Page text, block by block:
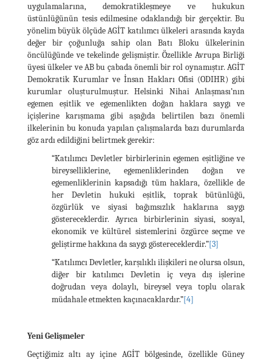
uygulamalarına, demokratikleşmeye ve hukukun
üstünlüğünün tesis edilmesine odaklandığı bir gerçektir. Bu
yönelim büyük ölçüde AGİT katılımcı ülkeleri arasında kayda
değer bir çoğunluğa sahip olan Batı Bloku ülkelerinin
öncülüğünde ve tekelinde gelişmiştir. Özellikle Avrupa Birliği
üyesi ülkeler ve AB bu çabada önemli bir rol oynamıştır. AGİT
Demokratik Kurumlar ve İnsan Hakları Ofisi (ODIHR) gibi
kurumlar oluşturulmuştur. Helsinki Nihai Anlaşması’nın
egemen eşitlik ve egemenlikten doğan haklara saygı ve
içişlerine karışmama gibi aşağıda belirtilen bazı önemli
ilkelerinin bu konuda yapılan çalışmalarda bazı durumlarda
göz ardı edildiğini belirtmek gerekir:
“Katılımcı Devletler birbirlerinin egemen eşitliğine ve
bireyselliklerine, egemenliklerinden doğan ve
egemenliklerinin kapsadığı tüm haklara, özellikle de
her Devletin hukuki eşitlik, toprak bütünlüğü,
özgürlük ve siyasi bağımsızlık haklarına saygı
göstereceklerdir. Ayrıca birbirlerinin siyasi, sosyal,
ekonomik ve kültürel sistemlerini özgürce seçme ve
geliştirme hakkına da saygı göstereceklerdir.”[3]
“Katılımcı Devletler, karşılıklı ilişkileri ne olursa olsun,
diğer bir katılımcı Devletin iç veya dış işlerine
doğrudan veya dolaylı, bireysel veya toplu olarak
müdahale etmekten kaçınacaklardır.”[4]
Yeni Gelişmeler
Geçtiğimiz altı ay içine AGİT bölgesinde, özellikle Güney